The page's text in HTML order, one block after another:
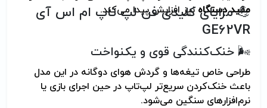
مفید دستگاهنیز افزایش پیدا می‌کند.
💪 مزایای کلیدی فن لپ تاپ ام اس آی
GE62VR
🌬️ خنک‌کنندگی قوی و یکنواخت
طراحی خاص تیغه‌ها و گردش هوای دوگانه در این مدل
باعث خنک‌کردن سریع‌تر لپ‌تاپ در حین اجرای بازی یا
نرم‌افزارهای سنگین می‌شود.